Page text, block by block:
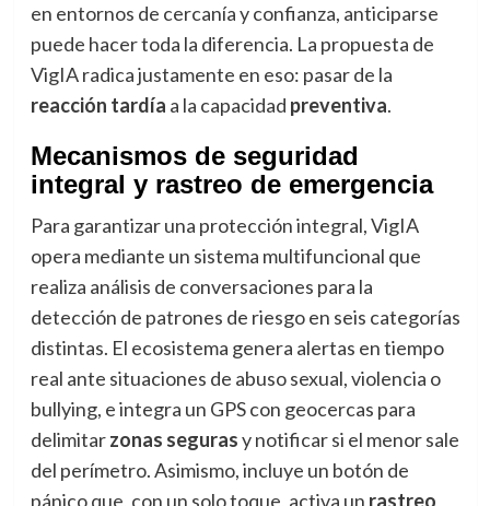
en entornos de cercanía y confianza, anticiparse
puede hacer toda la diferencia. La propuesta de
VigIA radica justamente en eso: pasar de la
reacción tardía a la capacidad preventiva.
Mecanismos de seguridad
integral y rastreo de emergencia
Para garantizar una protección integral, VigIA
opera mediante un sistema multifuncional que
realiza análisis de conversaciones para la
detección de patrones de riesgo en seis categorías
distintas. El ecosistema genera alertas en tiempo
real ante situaciones de abuso sexual, violencia o
bullying, e integra un GPS con geocercas para
delimitarzonas segurasy notificar si el menor sale
del perímetro. Asimismo, incluye un botón de
pánico que, con un solo toque, activa un rastreo